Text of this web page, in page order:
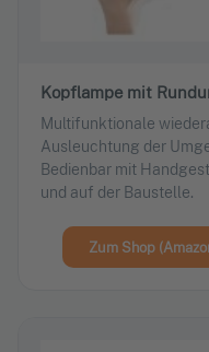
Kopflampe mit
Multifunktionale
Ausleuchtung der
Bedienbar mit
und auf der Baustelle.
Zum Shop